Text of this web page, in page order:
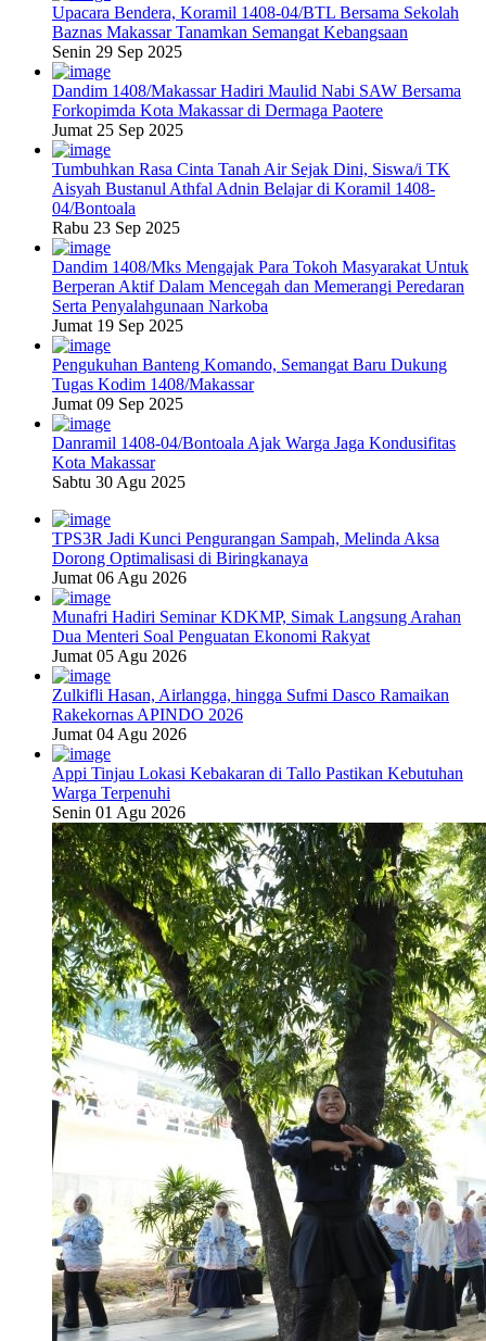
Upacara Bendera, Koramil 1408-04/BTL Bersama Sekolah
Baznas Makassar Tanamkan Semangat Kebangsaan
Senin 29 Sep 2025
Dandim 1408/Makassar Hadiri Maulid Nabi SAW Bersama
Forkopimda Kota Makassar di Dermaga Paotere
Jumat 25 Sep 2025
Tumbuhkan Rasa Cinta Tanah Air Sejak Dini, Siswa/i TK
Aisyah Bustanul Athfal Adnin Belajar di Koramil 1408-
04/Bontoala
Rabu 23 Sep 2025
Dandim 1408/Mks Mengajak Para Tokoh Masyarakat Untuk
Berperan Aktif Dalam Mencegah dan Memerangi Peredaran
Serta Penyalahgunaan Narkoba
Jumat 19 Sep 2025
Pengukuhan Banteng Komando, Semangat Baru Dukung
Tugas Kodim 1408/Makassar
Jumat 09 Sep 2025
Danramil 1408-04/Bontoala Ajak Warga Jaga Kondusifitas
Kota Makassar
Sabtu 30 Agu 2025
TPS3R Jadi Kunci Pengurangan Sampah, Melinda Aksa
Dorong Optimalisasi di Biringkanaya
Jumat 06 Agu 2026
Munafri Hadiri Seminar KDKMP, Simak Langsung Arahan
Dua Menteri Soal Penguatan Ekonomi Rakyat
Jumat 05 Agu 2026
Zulkifli Hasan, Airlangga, hingga Sufmi Dasco Ramaikan
Rakekornas APINDO 2026
Jumat 04 Agu 2026
Appi Tinjau Lokasi Kebakaran di Tallo Pastikan Kebutuhan
Warga Terpenuhi
Senin 01 Agu 2026